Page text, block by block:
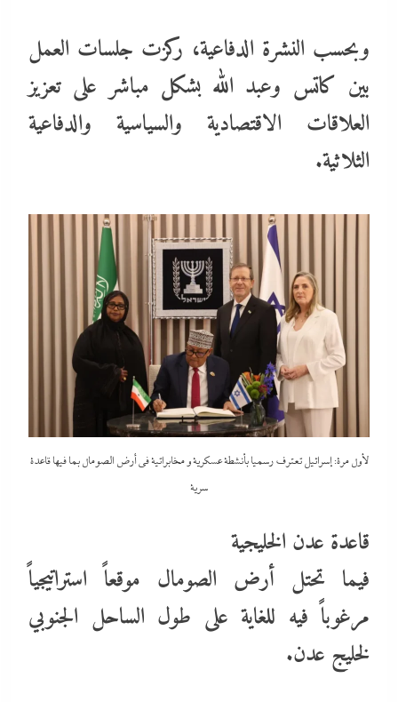
وبحسب النشرة الدفاعية، ركزت جلسات العمل
بين كاتس وعبد الله بشكل مباشر على تعزيز
العلاقات الاقتصادية والسياسية والدفاعية
الثلاثية.
لأول مرة: إسرائيل تعترف رسميا بأنشطة عسكرية و مخابراتية في أرض الصومال بما فيها قاعدة
سرية
قاعدة عدن الخليجية
فيما تحتل أرض الصومال موقعاً استراتيجياً
مرغوباً فيه للغاية على طول الساحل الجنوبي
لخليج عدن.